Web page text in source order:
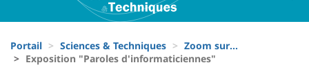
Recherche
Block
liste
d'Ariane
Portail Sciences & Techniques
Zoom sur...
Exposition "Paroles d'informaticiennes"